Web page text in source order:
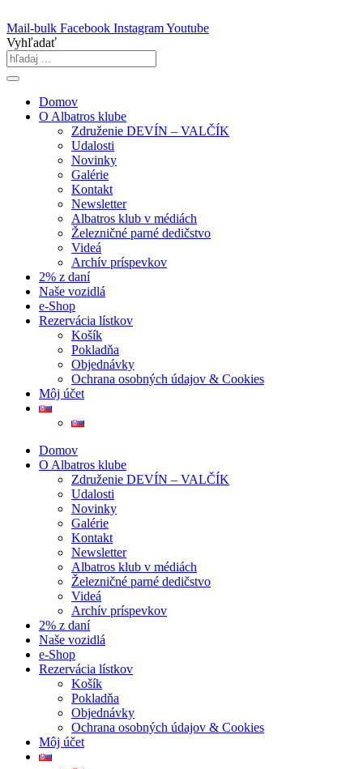
to
content
Mail-bulk Facebook InstagramYoutube
Vyhľadať
Domov
O Albatros klube
Združenie DEVÍN – VALČÍK
Udalosti
Novinky
Galérie
Kontakt
Newsletter
Albatros klub v médiách
Železničné parné dedičstvo
Videá
Archív príspevkov
2% z daní
Naše vozidlá
e-Shop
Rezervácia lístkov
Košík
Pokladňa
Objednávky
Ochrana osobných údajov & Cookies
Môj účet
Domov
O Albatros klube
Združenie DEVÍN – VALČÍK
Udalosti
Novinky
Galérie
Kontakt
Newsletter
Albatros klub v médiách
Železničné parné dedičstvo
Videá
Archív príspevkov
2% z daní
Naše vozidlá
e-Shop
Rezervácia lístkov
Košík
Pokladňa
Objednávky
Ochrana osobných údajov & Cookies
Môj účet